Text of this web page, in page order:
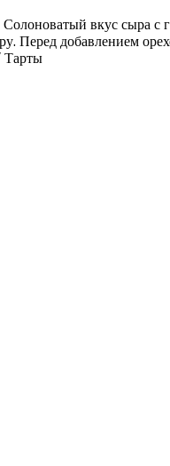
вкус сыра
Перед добавлением
Тарты